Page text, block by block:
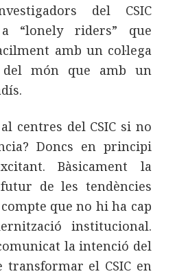
del CSIC
“lonely riders” que
amb un col·lega
del món que amb un
centres del CSIC si no
Doncs en principi
Bàsicament la
de les tendències
que no hi ha cap
institucional.
la intenció del
transformar el CSIC en